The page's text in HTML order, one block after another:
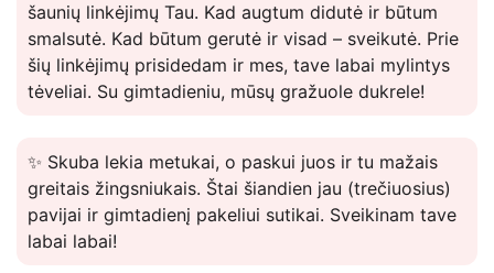
šaunių linkėjimų Tau. Kad augtum didutė ir būtum
smalsutė. Kad būtum gerutė ir visad – sveikutė. Prie
šių linkėjimų prisidedam ir mes, tave labai mylintys
tėveliai. Su gimtadieniu, mūsų gražuole dukrele!
✨ Skuba lekia metukai, o paskui juos ir tu mažais
greitais žingsniukais. Štai šiandien jau (trečiuosius)
pavijai ir gimtadienį pakeliui sutikai. Sveikinam tave
labai labai!